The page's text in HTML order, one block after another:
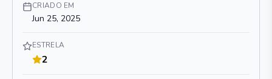
CRIADO EM
Jun 25, 2025
ESTRELA
2